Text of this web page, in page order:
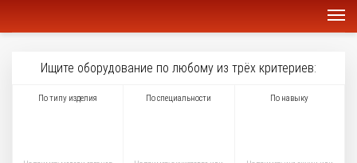
Ищите оборудование по любому из трёх критериев:
По типу изделия По специальности По навыку